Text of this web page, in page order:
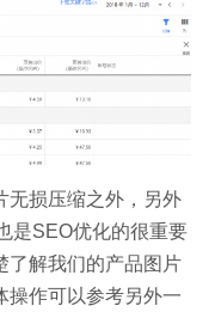
无损压缩之外，另外
是SEO优化的很重要
了解我们的产品图片
操作可以参考另外一